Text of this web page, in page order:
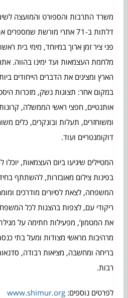
משרד התרבות והספורט והמועצה
דלתות ב-71 אתרי מורשת
פני ציר זמן ארוך במיוחד, מימי בית
מלחמת העצמאות ועד ימינו בהווה.
הארץ ומציגים את הדברים הייחודים
במקום אחר: תצוגות נשק, מזכרות
אותנטיים, חפצי ראשי הממשלה,
ומשוחזרים, תעלות ובונקרים, כלים
דוקומנטריים ועוד.
המטיילים שיגיעו ביום העצמאות,
בפינות צילום מאובזרות, להשתתף
המשפחה, לצאת לסיורים מודרכים
ריקודי עם, לצפות בהצגות לכל
את המטמון’, מפעילות חתימה על
מרהיבות מראשי מצודות ומעל בתי
בריחה ומחשבה, מציאות רבודה, סדנאות
רבות.
לפרטים נוספים:www.shimur.org